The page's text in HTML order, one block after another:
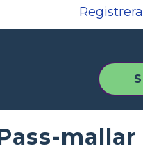
mallar